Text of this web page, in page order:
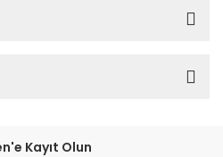
Kayıt Olun